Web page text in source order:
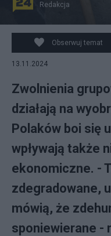
Redakcja
Obserwuj temat
13.11.2024
Zwolnienia
działają na
Polaków boi się
wpływają także
ekonomiczne. -
zdegradowane,
mówią, że
sponiewierane -